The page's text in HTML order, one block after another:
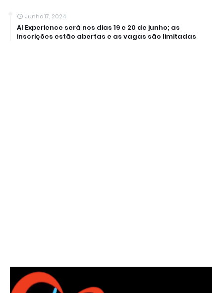
Junho 17, 2024
AI Experience será nos dias 19 e 20 de junho; as
inscrições estão abertas e as vagas são limitadas